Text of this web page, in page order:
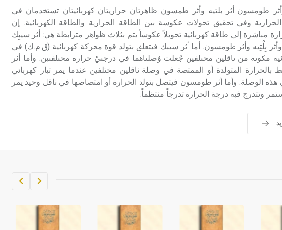
الإنكليزية أب
- هل تعلم أن أبجر Abgar اسم معروف
جيداً يعود إلى عدد من الملوك الذين
حكموا مدينة إديسا (الرها) من أبجر الأول
وحتى التاسع، وهم ينتسبون إلى أسرة
أوسروين
وأثر طومسون أثر بلتيه وأثر طمسون ظاهرتان حراريتان كهربائيتان تستخدمان في
وفي تحقيق تحولات عكوسة بين الطاقة الحرارية والطاقة الكهربائية. إن
مباشرة إلى طاقة كهربائية تحويلاً عكوساً يتم بثلاث ظواهر مترابطة هي: أثر سيبِك
Seebeck وأثر بِلْتِيه وأثر طومسون. أما أثر سيبك فيتعلق بتولد قوة محركة كهربائية (ق.م.ك) في
مكونة من ناقلين مختلفين جُعلت وُصلتاهما في درجتيْ حرارة مختلفتين. وأما أثر
بالحرارة المتولدة أو الممتصة في وصلة ناقلين مختلفين عندما يمر تيار كهربائي
الوصلة. وأما أثر طومسون فيتصل بتولد الحرارة أو امتصاصها في ناقل وحيد يمر
وتتدرج فيه درجة الحرارة تدرجاً منتظماً.